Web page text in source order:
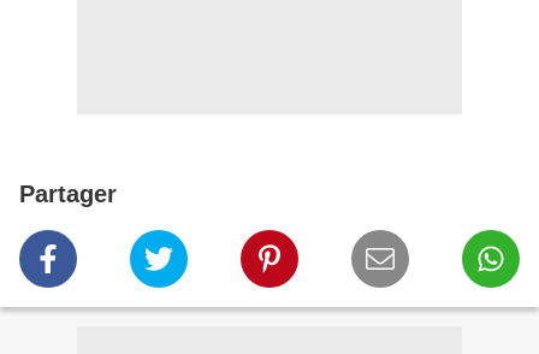
Partager